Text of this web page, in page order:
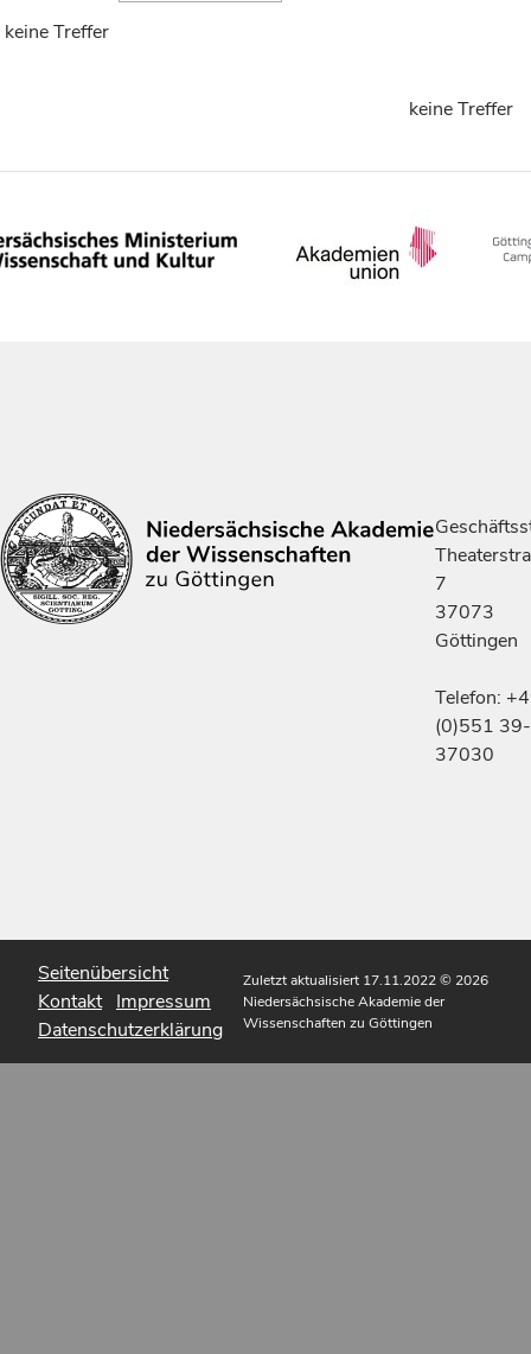
keine Treffer
keine Treffer
7
37073
Göttingen
Telefon:
(0)551 39-
37030
Seitenübersicht
Kontakt Impressum
Datenschutzerklärung
Zuletzt aktualisiert 17.11.2022© 2026
Niedersächsische Akademie der
Wissenschaften zu Göttingen